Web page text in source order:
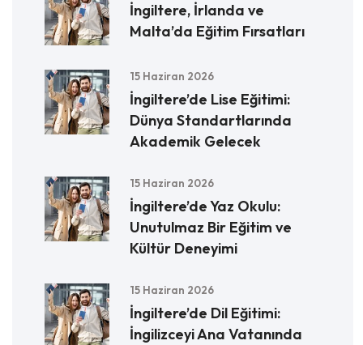
İngiltere, İrlanda ve
Malta’da Eğitim Fırsatları
15 Haziran 2026
İngiltere’de Lise Eğitimi:
Dünya Standartlarında
Akademik Gelecek
15 Haziran 2026
İngiltere’de Yaz Okulu:
Unutulmaz Bir Eğitim ve
Kültür Deneyimi
15 Haziran 2026
İngiltere’de Dil Eğitimi:
İngilizceyi Ana Vatanında